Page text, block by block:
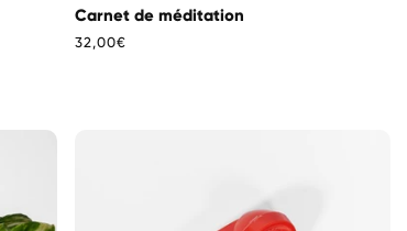
Carnet de méditation
Prix
32,00€